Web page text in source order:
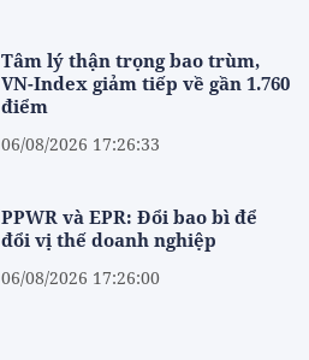
Tâm lý thận trọng bao trùm,
VN-Index giảm tiếp về gần 1.760
điểm
06/08/2026 17:26:33
PPWR và EPR: Đổi bao bì để
đổi vị thế doanh nghiệp
06/08/2026 17:26:00